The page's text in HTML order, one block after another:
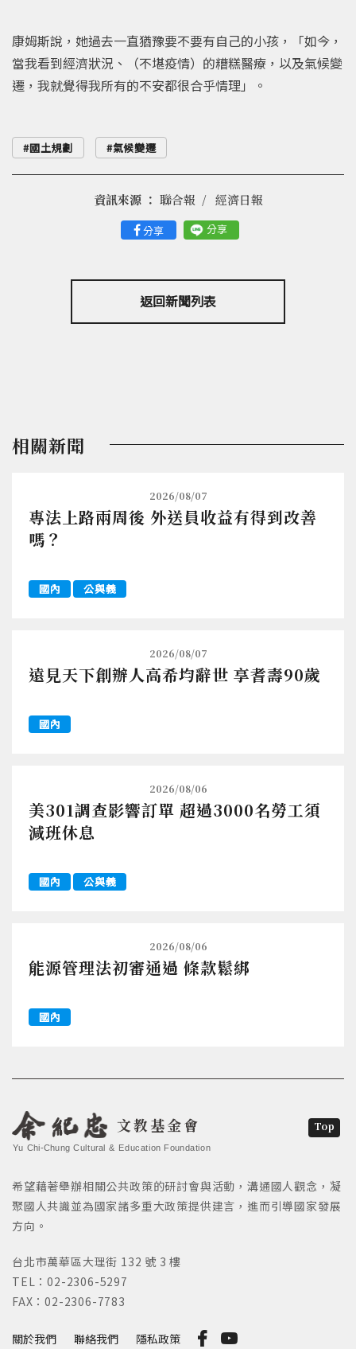
康姆斯說，她過去一直猶豫要不要有自己的小孩，「如今，
當我看到經濟狀況、（不堪疫情）的糟糕醫療，以及氣候變
遷，我就覺得我所有的不安都很合乎情理」。
國土規劃 氣候變遷
分享 分享
資訊來源 ： 聯合報 經濟日報
返回新聞列表
相關新聞
2026/08/07
專法上路兩周後 外送員收益有得到改善
嗎？
國內 公與義
2026/08/07
遠見天下創辦人高希均辭世 享耆壽90歲
國內
2026/08/06
美301調查影響訂單 超過3000名勞工須
減班休息
國內 公與義
2026/08/06
能源管理法初審通過 條款鬆綁
國內
文教基金會
Yu Chi-Chung Cultural & Education Foundation
關於我們 聯絡我們 隱私政策
希望藉著舉辦相關公共政策的研討會與活動，溝通國人觀念，凝
聚國人共識並為國家諸多重大政策提供建言，進而引導國家發展
方向。
台北市萬華區大理街 132 號 3 樓
TEL：02-2306-5297
FAX：02-2306-7783
Top